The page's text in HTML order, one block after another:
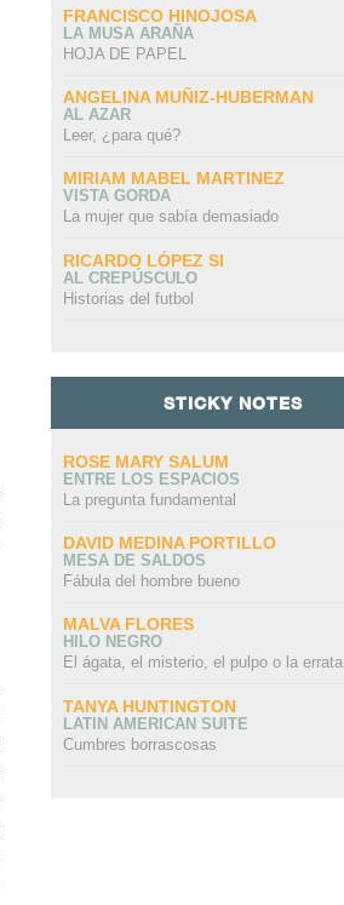
FRANCISCO HINOJOSA
LA MUSA ARAÑA
HOJA DE PAPEL
ANGELINA MUÑIZ-HUBERMAN
AL AZAR
Leer, ¿para qué?
MIRIAM MABEL MARTINEZ
VISTA GORDA
La mujer que sabía demasiado
RICARDO LÓPEZ SI
AL CREPÚSCULO
Historias del futbol
STICKY NOTES
ROSE MARY SALUM
ENTRE LOS ESPACIOS
La pregunta fundamental
DAVID MEDINA PORTILLO
MESA DE SALDOS
Fábula del hombre bueno
MALVA FLORES
HILO NEGRO
El ágata, el misterio, el pulpo o la errata
TANYA HUNTINGTON
LATIN AMERICAN SUITE
Cumbres borrascosas